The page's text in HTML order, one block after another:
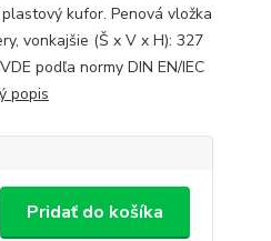
kufor. Penová vložka
vonkajšie (Š x V x H): 327
podľa normy DIN EN/IEC
popis
Pridať do košíka